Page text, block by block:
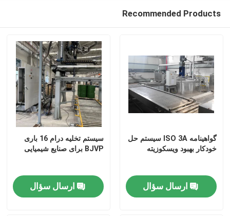
Recommended Products
گواهینامه ISO 3A سیستم حل
خودکار بهبود ویسکوزیته
ارسال سؤال
سیستم تخلیه درام 16 باری
BJVP برای صنایع شیمیایی
ارسال سؤال